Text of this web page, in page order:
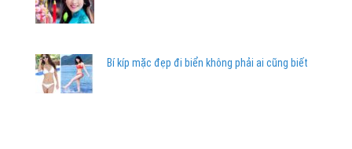
Bí kíp mặc đẹp đi biển không phải ai cũng biết